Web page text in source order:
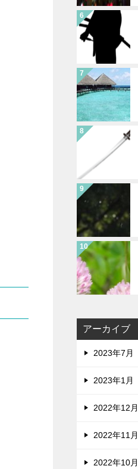
アーカイブ
2023年7月
2023年1月
2022年12月
2022年11月
2022年10月